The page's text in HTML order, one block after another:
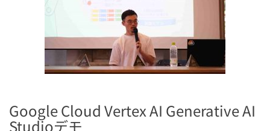
Google Cloud Vertex AI Generative AI
Studioデモ